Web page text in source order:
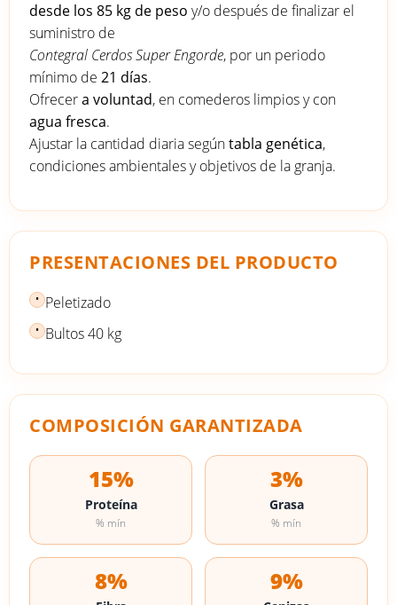
desde los 85 kg de peso y/o después de finalizar el
suministro de
Contegral Cerdos Super Engorde, por un periodo
mínimo de 21 días.
Ofrecera voluntad, en comederos limpios y con
agua fresca.
Ajustar la cantidad diaria segúntabla genética,
condiciones ambientales y objetivos de la granja.
PRESENTACIONES DEL PRODUCTO
• Peletizado
• Bultos 40 kg
COMPOSICIÓN GARANTIZADA
15%
Proteína
% mín
3%
Grasa
% mín
8% 9%